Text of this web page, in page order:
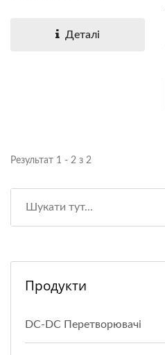
Деталі
Результат 1 - 2 з 2
Продукти
DC-DC Перетворювачі